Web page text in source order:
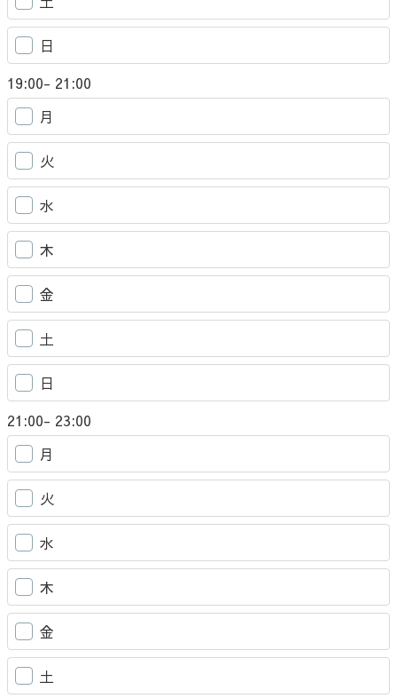
日
19:00- 21:00
月
火
水
木
金
土
日
21:00- 23:00
月
火
水
木
金
土